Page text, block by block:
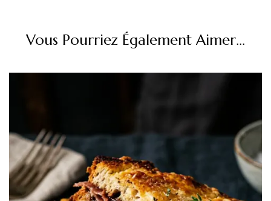
Vous Pourriez Également Aimer...